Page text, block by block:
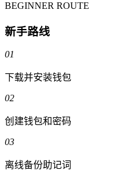
BEGINNER ROUTE
新手路线
01
下载并安装钱包
02
创建钱包和密码
03
离线备份助记词